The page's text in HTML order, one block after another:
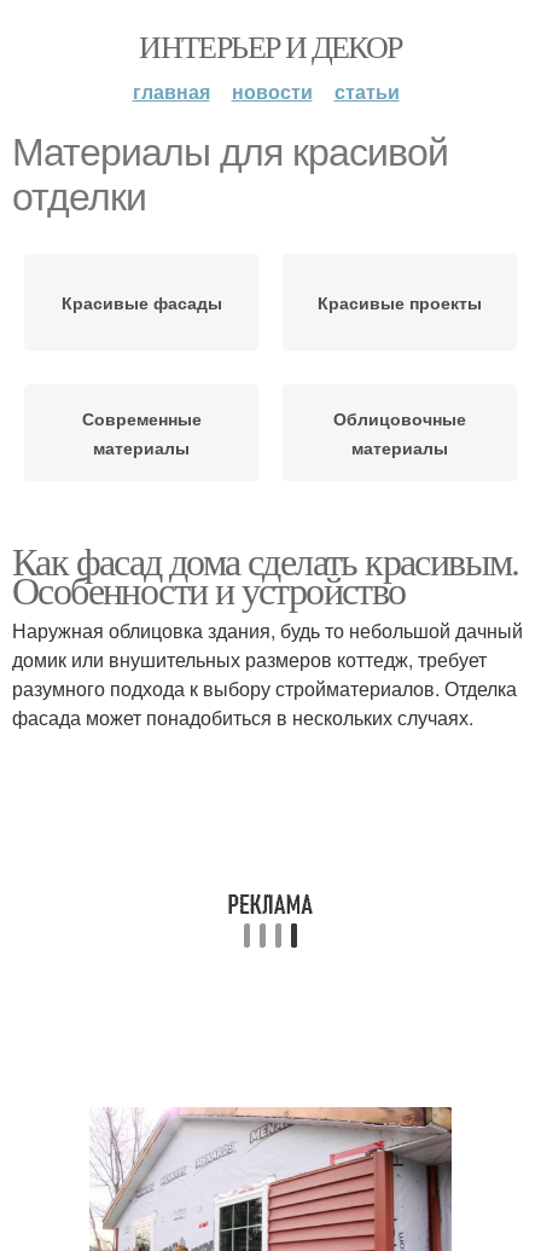
ИНТЕРЬЕР И ДЕКОР
главная новости статьи
Материалы для красивой
отделки
Красивые фасады Красивые проекты
Современные
материалы
Облицовочные
материалы
Как фасад дома сделать красивым.
Особенности и устройство
Наружная облицовка здания, будь то небольшой дачный
домик или внушительных размеров коттедж, требует
разумного подхода к выбору стройматериалов. Отделка
фасада может понадобиться в нескольких случаях.